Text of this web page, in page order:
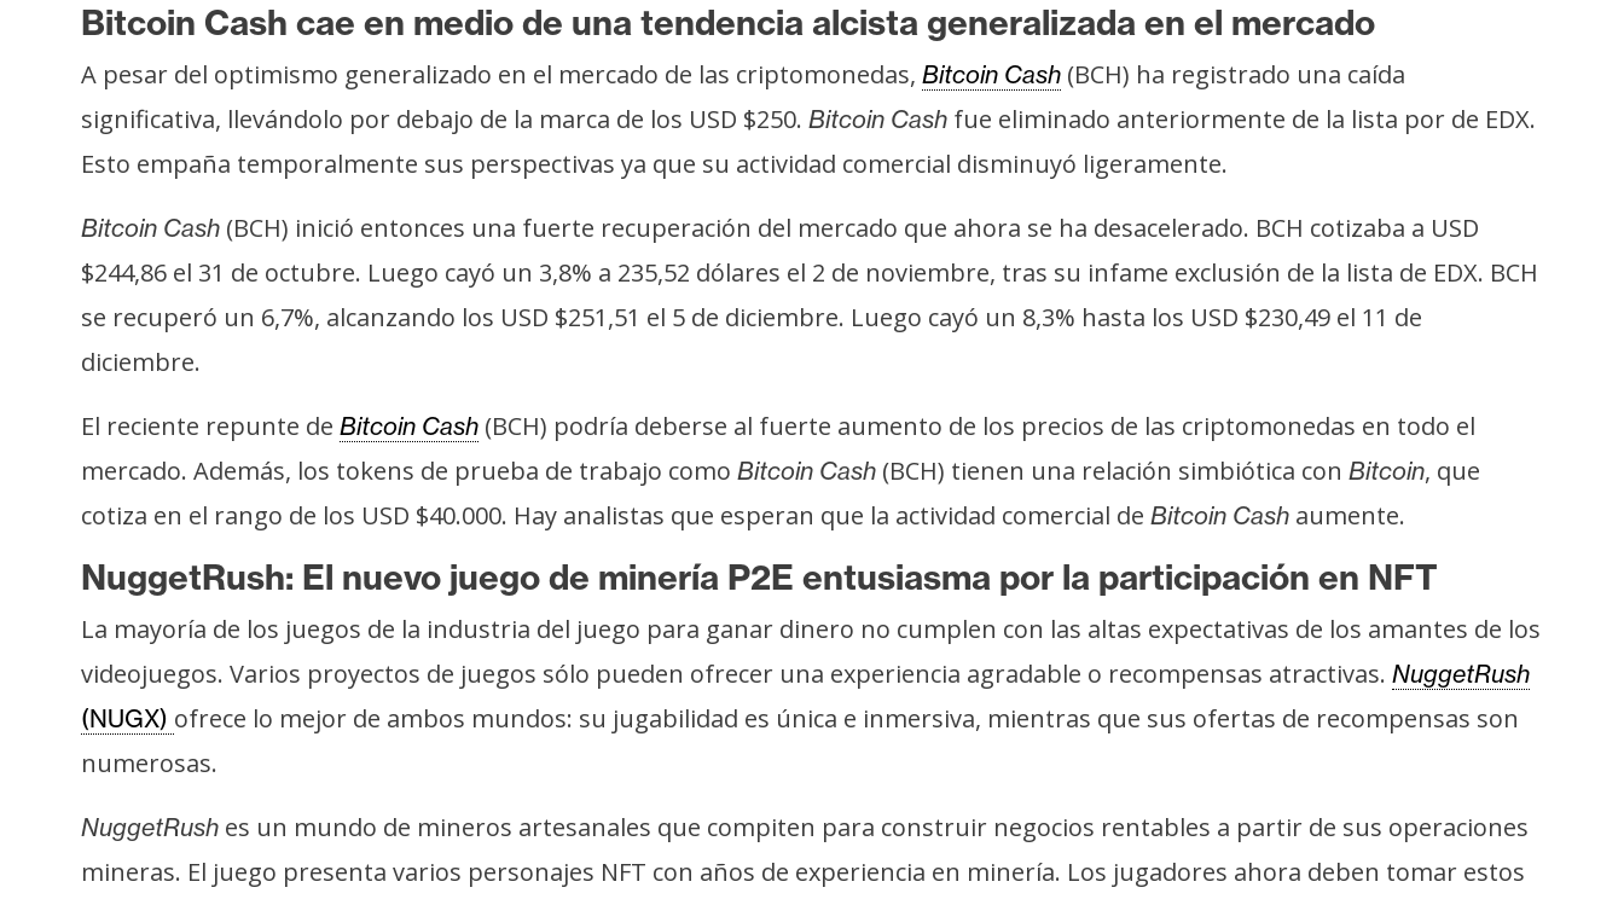
s
T
e
a
s
R
c
r
s
s
C
n
t
c
t
Bitcoin Cash cae en medio de una tendencia alcista generalizada en el mercado
A pesar del optimismo generalizado en el mercado de las criptomonedas, Bitcoin Cash (BCH) ha registrado una caída
significativa, llevándolo por debajo de la marca de los USD $250. Bitcoin Cash fue eliminado anteriormente de la lista por de EDX.
Esto empaña temporalmente sus perspectivas ya que su actividad comercial disminuyó ligeramente.
Bitcoin Cash (BCH) inició entonces una fuerte recuperación del mercado que ahora se ha desacelerado. BCH cotizaba a USD
$244,86 el 31 de octubre. Luego cayó un 3,8% a 235,52 dólares el 2 de noviembre, tras su infame exclusión de la lista de EDX. BCH
se recuperó un 6,7%, alcanzando los USD $251,51 el 5 de diciembre. Luego cayó un 8,3% hasta los USD $230,49 el 11 de
diciembre.
El reciente repunte de Bitcoin Cash (BCH) podría deberse al fuerte aumento de los precios de las criptomonedas en todo el
mercado. Además, los tokens de prueba de trabajo como Bitcoin Cash (BCH) tienen una relación simbiótica con Bitcoin, que
cotiza en el rango de los USD $40.000. Hay analistas que esperan que la actividad comercial de Bitcoin Cash aumente.
NuggetRush: El nuevo juego de minería P2E entusiasma por la participación en NFT
La mayoría de los juegos de la industria del juego para ganar dinero no cumplen con las altas expectativas de los amantes de los
videojuegos. Varios proyectos de juegos sólo pueden ofrecer una experiencia agradable o recompensas atractivas. NuggetRush
(NUGX) ofrece lo mejor de ambos mundos: su jugabilidad es única e inmersiva, mientras que sus ofertas de recompensas son
numerosas.
NuggetRush es un mundo de mineros artesanales que compiten para construir negocios rentables a partir de sus operaciones
mineras. El juego presenta varios personajes NFT con años de experiencia en minería. Los jugadores ahora deben tomar estos